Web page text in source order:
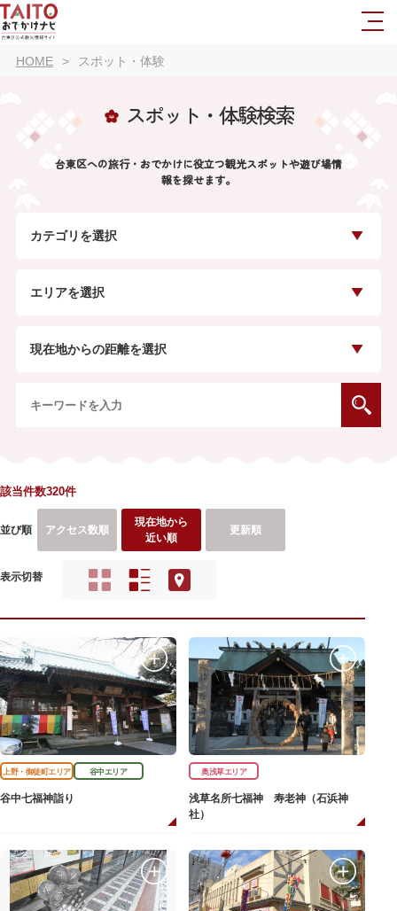
HOME スポット・体験
スポット・体験検索
台東区への旅行・おでかけに役立つ観光スポットや遊び場情
報を探せます。
カテゴリを選択
エリアを選択
現在地からの距離を選択
該当件数320件
並び順 アクセス数順
現在地から
近い順
更新順
表示切替
上野・御徒町エリア 谷中エリア
谷中七福神詣り
奥浅草エリア
浅草名所七福神 寿老神（石浜神
社）